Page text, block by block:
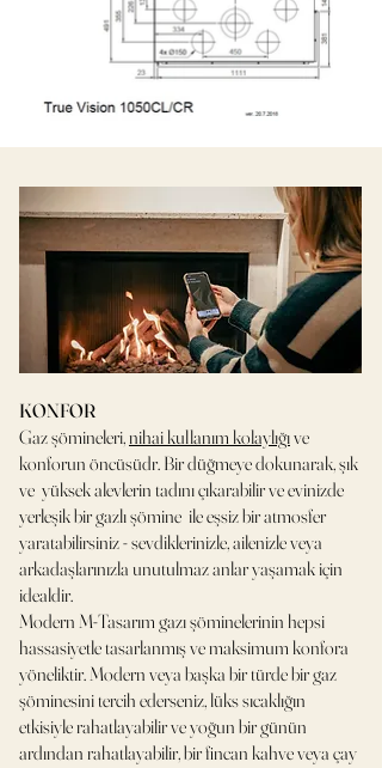
KONFOR
Gaz şömineleri,nihai kullanım kolaylığıve
konforun öncüsüdr. Bir düğmeye dokunarak, şık
ve yüksek alevlerin tadını çıkarabilir ve evinizde
yerleşik bir gazlı şömine ile eşsiz bir atmosfer
yaratabilirsiniz - sevdiklerinizle, ailenizle veya
arkadaşlarınızla unutulmaz anlar yaşamak için
idealdir.
Modern M-Tasarım gazı şöminelerinin hepsi
hassasiyetle tasarlanmış ve maksimum konfora
yöneliktir. Modern veya başka bir türde bir gaz
şöminesini tercih ederseniz, lüks sıcaklığın
etkisiyle rahatlayabilir ve yoğun bir günün
ardından rahatlayabilir, bir fincan kahve veya çay